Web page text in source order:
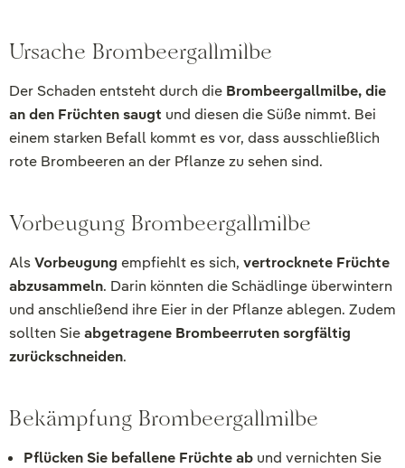
Ursache Brombeergallmilbe
Der Schaden entsteht durch die Brombeergallmilbe, die
an den Früchten saugt und diesen die Süße nimmt. Bei
einem starken Befall kommt es vor, dass ausschließlich
rote Brombeeren an der Pflanze zu sehen sind.
Vorbeugung Brombeergallmilbe
AlsVorbeugung empfiehlt es sich, vertrocknete Früchte
abzusammeln. Darin könnten die Schädlinge überwintern
und anschließend ihre Eier in der Pflanze ablegen. Zudem
sollten Sieabgetragene Brombeerruten sorgfältig
zurückschneiden.
Bekämpfung Brombeergallmilbe
Pflücken Sie befallene Früchte ab und vernichten Sie